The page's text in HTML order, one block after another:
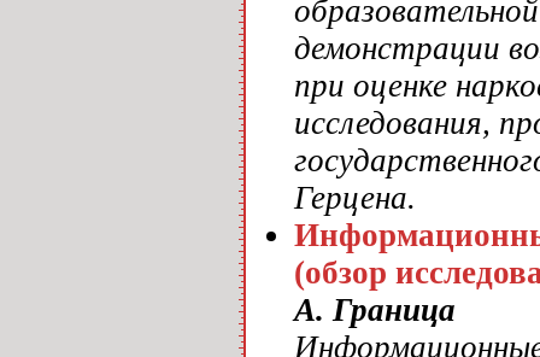
демонстрации
при оценке
исследования,
Герцена.
(обзор
А. Граница